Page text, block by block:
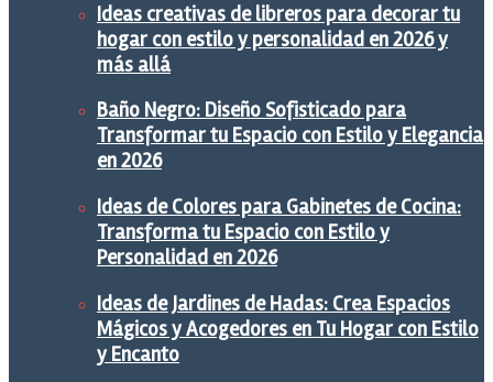
Ideas creativas de libreros para decorar tu
hogar con estilo y personalidad en 2026 y
más allá
Baño Negro: Diseño Sofisticado para
Transformar tu Espacio con Estilo y Elegancia
en 2026
Ideas de Colores para Gabinetes de Cocina:
Transforma tu Espacio con Estilo y
Personalidad en 2026
Ideas de Jardines de Hadas: Crea Espacios
Mágicos y Acogedores en Tu Hogar con Estilo
y Encanto